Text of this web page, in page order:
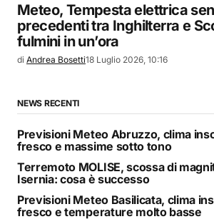
Meteo, Tempesta elettrica
precedenti tra Inghilterra e
fulmini in un’ora
di Andrea Bosetti18 Luglio 2026, 10:16
NEWS RECENTI
Previsioni Meteo Abruzzo, clima
fresco e massime sotto tono
Terremoto MOLISE, scossa di
Isernia: cosa è successo
Previsioni Meteo Basilicata, clima
fresco e temperature molto basse